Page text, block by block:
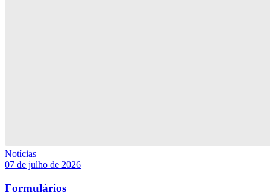
Notícias
07 de julho de 2026
Formulários